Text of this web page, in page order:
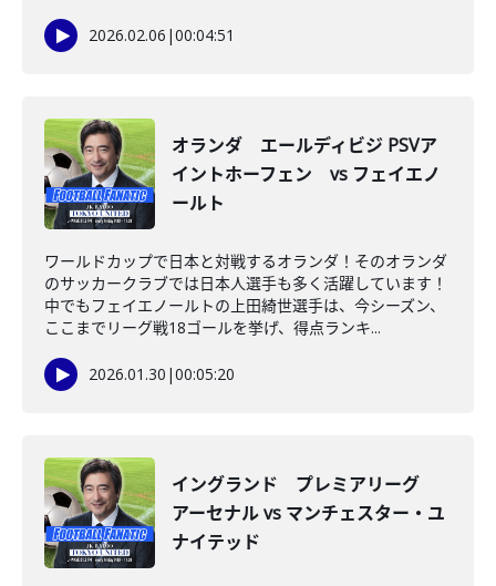
2026.02.06 |00:04:51
オランダ エールディビジ PSVア
イントホーフェン vs フェイエノ
ールト
ワールドカップで日本と対戦するオランダ！そのオランダ
のサッカークラブでは日本人選手も多く活躍しています！
中でもフェイエノールトの上田綺世選手は、今シーズン、
ここまでリーグ戦18ゴールを挙げ、得点ランキ...
2026.01.30 |00:05:20
イングランド プレミアリーグ
アーセナル vs マンチェスター・ユ
ナイテッド